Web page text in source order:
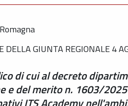
DELLA GIUNTA REGIONALE 4
di cui al decreto
e del merito n. 1603/